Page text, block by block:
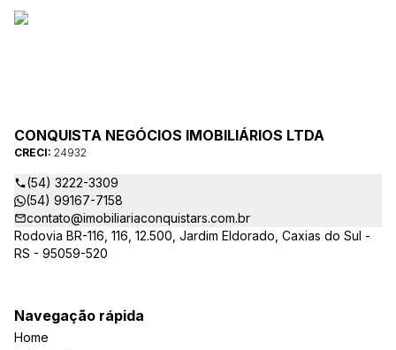
CONQUISTA NEGÓCIOS IMOBILIÁRIOS LTDA
CRECI: 24932
(54) 3222-3309
(54) 99167-7158
contato@imobiliariaconquistars.com.br
Rodovia BR-116, 116, 12.500, Jardim Eldorado, Caxias do Sul -
RS - 95059-520
Navegação rápida
Home